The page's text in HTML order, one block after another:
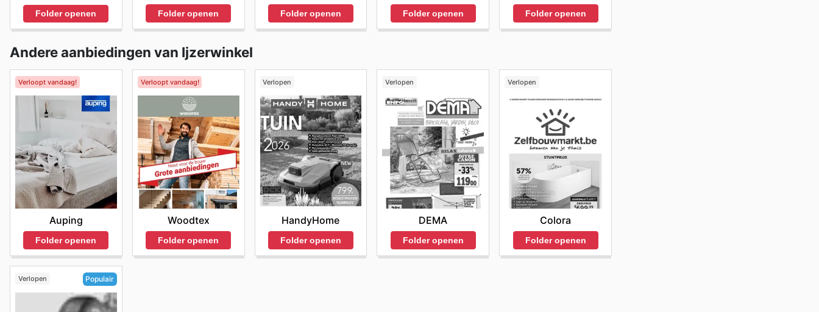
Folder openen Folder openen Folder openen Folder openen Folder openen
Andere aanbiedingen van Ijzerwinkel
Verloopt vandaag!
Auping
Folder openen
Verloopt vandaag!
Woodtex
Folder openen
Verlopen
HandyHome
Folder openen
Verlopen
DEMA
Folder openen
Verlopen
Colora
Folder openen
Verlopen Populair